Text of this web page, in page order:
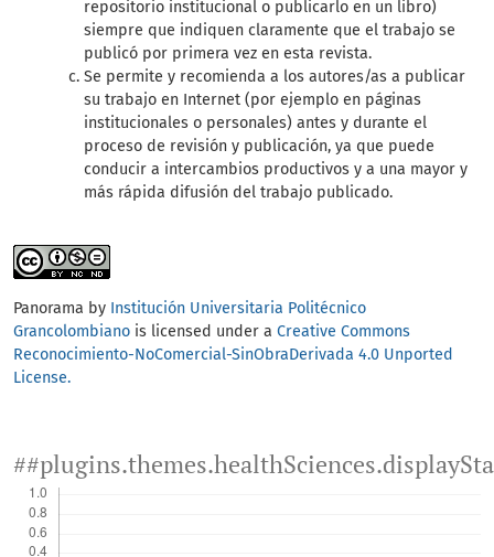
repositorio institucional o publicarlo en un libro)
siempre que indiquen claramente que el trabajo se
publicó por primera vez en esta revista.
Se permite y recomienda a los autores/as a publicar
su trabajo en Internet (por ejemplo en páginas
institucionales o personales) antes y durante el
proceso de revisión y publicación, ya que puede
conducir a intercambios productivos y a una mayor y
más rápida difusión del trabajo publicado.
Panorama by Institución Universitaria Politécnico
Grancolombiano is licensed under a Creative Commons
Reconocimiento-NoComercial-SinObraDerivada 4.0 Unported
License.